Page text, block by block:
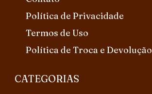
Política de Privacidade
Termos de Uso
Política de Troca e Devolução
CATEGORIAS